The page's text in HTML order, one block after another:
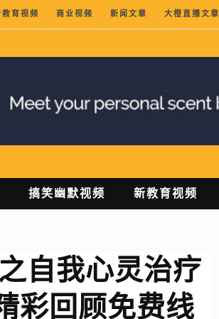
教育视频 商业视频 新闻文章 大橙直播文章
搞笑幽默视频 新教育视频
自我心灵治疗
彩回顾免费线